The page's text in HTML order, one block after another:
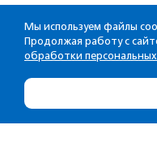
Мы используем файлы
Продолжая работу с
обработки